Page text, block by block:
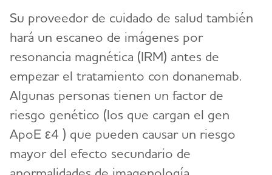
Su proveedor de cuidado de salud también
hará un escaneo de imágenes por
resonancia magnética (IRM) antes de
empezar el tratamiento con donanemab.
Algunas personas tienen un factor de
riesgo genético (los que cargan el gen
ApoE ε4 ) que pueden causar un riesgo
mayor del efecto secundario de